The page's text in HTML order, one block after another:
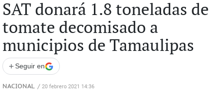
SAT donará 1.8 toneladas de
tomate decomisado a
municipios de Tamaulipas
+ Seguir en
NACIONAL / 20 febrero 2021 14:36